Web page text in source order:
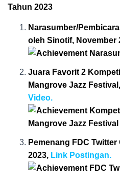
Tahun 2023
Narasumber/
oleh Sinotif, November
Juara Favorit 2
Mangrove Jazz
Video.
Pemenang FDC
2023, Link Postingan.